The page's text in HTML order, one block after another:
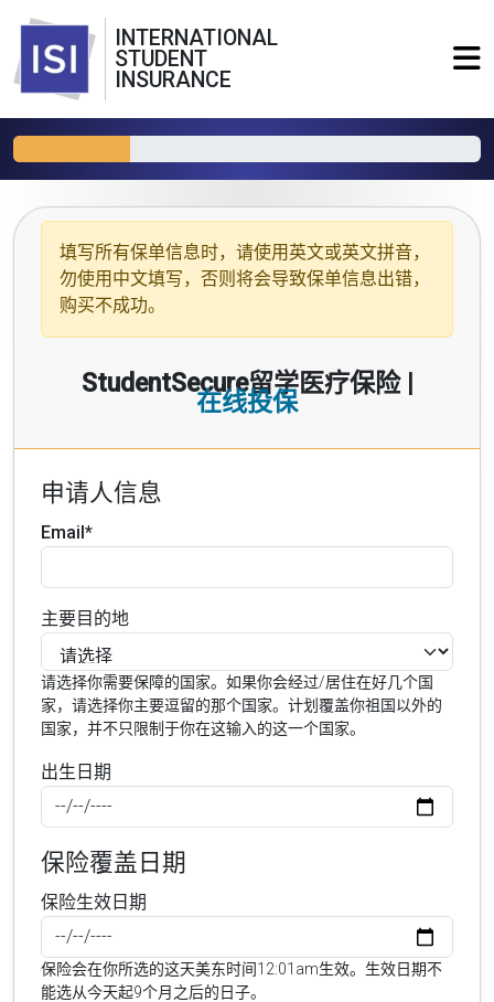
INTERNATIONAL
STUDENT
INSURANCE
填写所有保单信息时，请使用 英文或英文拼音，
勿使用中文填写，否则将会导致保单信息出错，
购买不成功。
StudentSecure留学医疗保险 |
在线投保
申请人信息
Email*
主要目的地
请选择你需要保障的国家。如果你会经过/居住在好几个国
家，请选择你主要逗留的那个国家。计划覆盖你祖国以外的
国家，并不只限制于你在这输入的这一个国家。
出生日期
保险覆盖日期
保险生效日期
保险会在你所选的这天美东时间12:01am生效。生效日期不
能选从今天起9个月之后的日子。